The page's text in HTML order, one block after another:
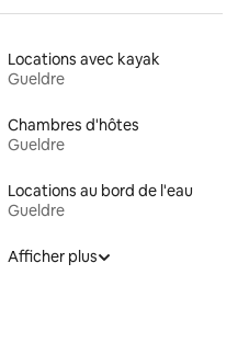
Locations avec kayak
Gueldre
Chambres d'hôtes
Gueldre
Locations au bord de l'eau
Gueldre
Afficher plus